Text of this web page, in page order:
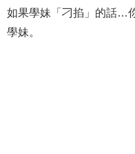
如果學妹「刁掐」的話…
學妹。